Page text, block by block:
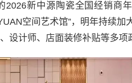
2026新中源陶瓷全国经销商
空间艺术馆”，明年持续加
设计师、店面装修补贴等多项